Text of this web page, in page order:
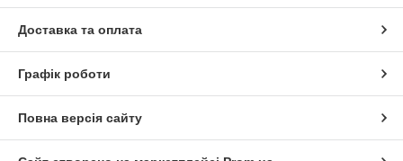
Доставка та оплата
Графік роботи
Повна версія сайту